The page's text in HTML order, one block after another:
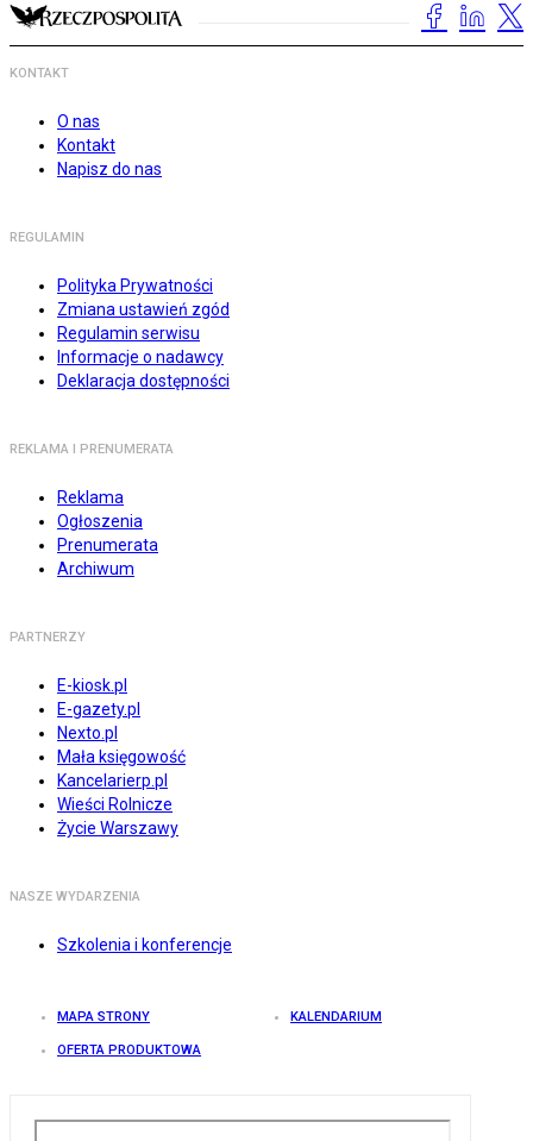
KONTAKT
O nas
Kontakt
Napisz do nas
REGULAMIN
Polityka Prywatności
Zmiana ustawień zgód
Regulamin serwisu
Informacje o nadawcy
Deklaracja dostępności
REKLAMA I PRENUMERATA
Reklama
Ogłoszenia
Prenumerata
Archiwum
PARTNERZY
E-kiosk.pl
E-gazety.pl
Nexto.pl
Mała księgowość
Kancelarierp.pl
Wieści Rolnicze
Życie Warszawy
NASZE WYDARZENIA
Szkolenia i konferencje
MAPA STRONY KALENDARIUM
OFERTA PRODUKTOWA